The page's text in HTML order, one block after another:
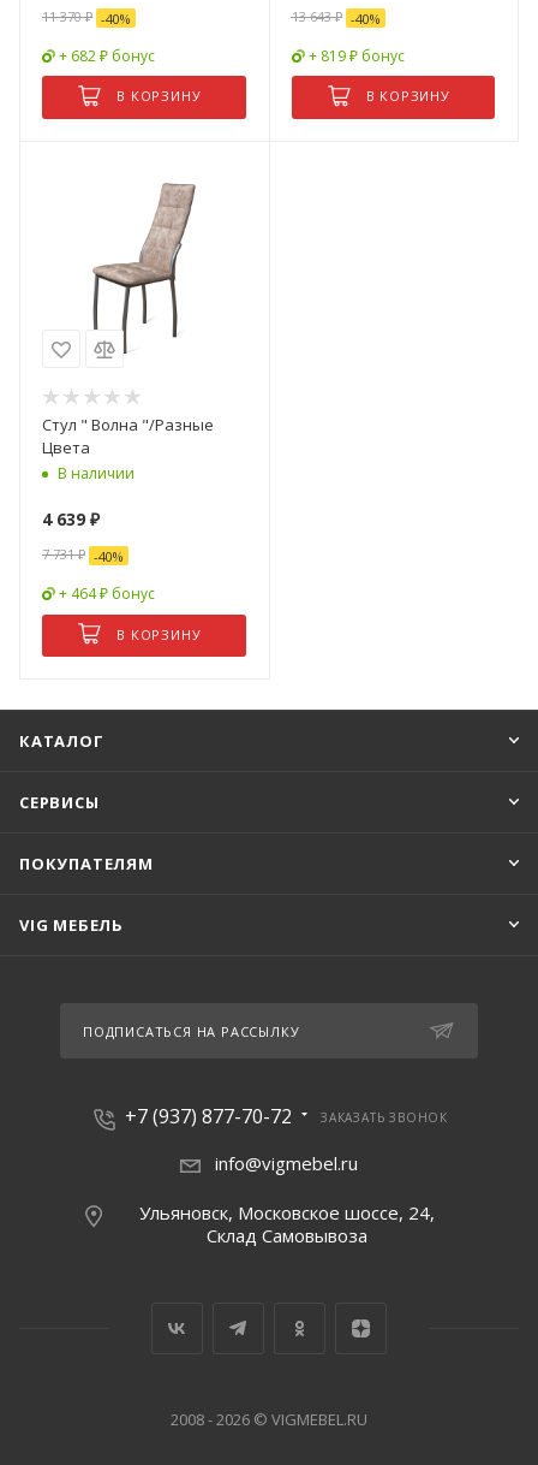
11 370₽ -40%
+ 682 ₽ бонус
В КОРЗИНУ
13 643₽ -40%
+ 819 ₽ бонус
В КОРЗИНУ
Стул " Волна "/Разные
Цвета
В наличии
4 639 ₽
7 731₽ -40%
+ 464 ₽ бонус
В КОРЗИНУ
КАТАЛОГ
СЕРВИСЫ
ПОКУПАТЕЛЯМ
VIG МЕБЕЛЬ
ПОДПИСАТЬСЯ НА РАССЫЛКУ
+7 (937) 877-70-72 ЗАКАЗАТЬ ЗВОНОК
info@vigmebel.ru
Ульяновск, Московское шоссе, 24,
Склад Cамовывоза
2008 - 2026 © VIGMEBEL.RU